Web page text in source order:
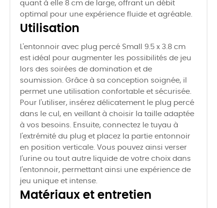
quant à elle 8 cm de large, offrant un débit
optimal pour une expérience fluide et agréable.
Utilisation
L'entonnoir avec plug percé Small 9.5 x 3.8 cm
est idéal pour augmenter les possibilités de jeu
lors des soirées de domination et de
soumission. Grâce à sa conception soignée, il
permet une utilisation confortable et sécurisée.
Pour l'utiliser, insérez délicatement le plug percé
dans le cul, en veillant à choisir la taille adaptée
à vos besoins. Ensuite, connectez le tuyau à
l'extrémité du plug et placez la partie entonnoir
en position verticale. Vous pouvez ainsi verser
l'urine ou tout autre liquide de votre choix dans
l'entonnoir, permettant ainsi une expérience de
jeu unique et intense.
Matériaux et entretien